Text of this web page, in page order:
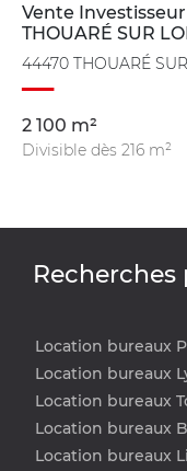
Vente
THOUARÉ SUR
44470 THOUARÉ
2 100 m²
Divisible dès 216 m²
Recherches
Location bureaux
Location bureaux
Location bureaux
Location bureaux
Location bureaux